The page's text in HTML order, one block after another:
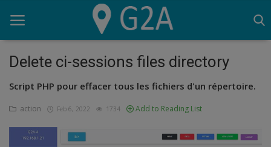
Home
G2A
Script
Delete ci-sessions files directory
Script PHP pour effacer tous les fichiers d'un répertoire.
action Feb 6, 2022 1734 Add to Reading List